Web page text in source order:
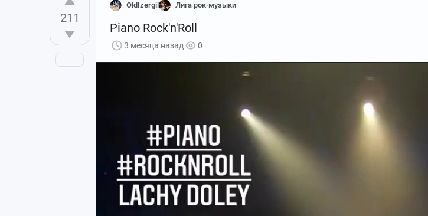
211
OldIzergil Лига рок-музыки
Piano Rock'n'Roll
3 месяца назад 0